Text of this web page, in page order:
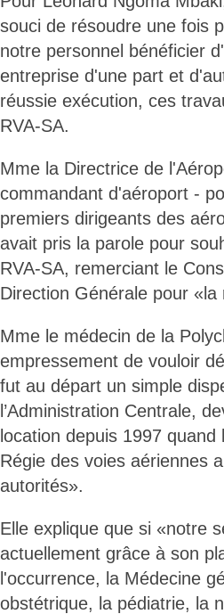
souci de résoudre une fois
notre personnel bénéficier
entreprise d'une part et
réussie exécution, ces
RVA-SA.
Mme la Directrice de
commandant d'aéroport -
premiers dirigeants des
avait pris la parole pour
RVA-SA, remerciant le
Direction Générale pour
Mme le médecin de la
empressement de vouloir
fut au départ un simple
l’Administration Centrale,
location depuis 1997
Régie des voies aériennes
autorités».
Elle explique que si «notre
actuellement grâce à son
l'occurrence, la Médecine
obstétrique, la pédiatrie, la